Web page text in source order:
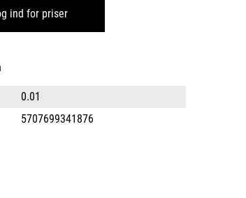
ind for priser
0.01
5707699341876